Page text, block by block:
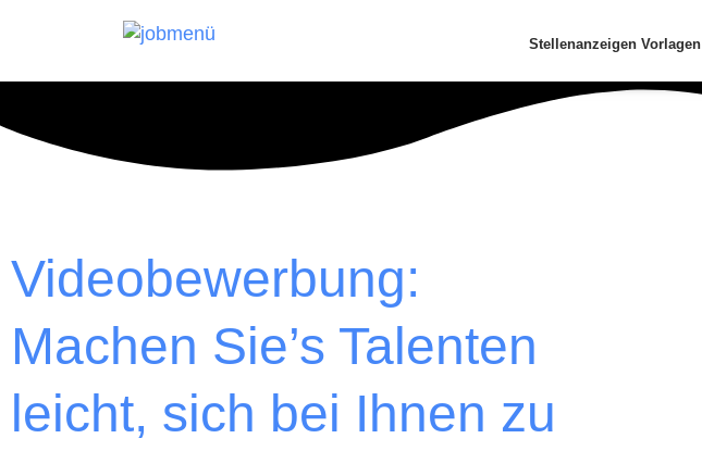
Stellenanzeigen Vorlagen
Videobewerbung:
Machen Sie’s Talenten
leicht, sich bei Ihnen zu